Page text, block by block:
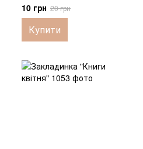
10 грн 20 грн
Купити